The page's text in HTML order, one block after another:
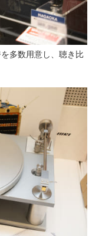
多数用意し、聴き比